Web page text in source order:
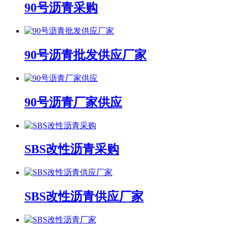
90号沥青采购
90号沥青批发供应厂家
90号沥青厂家供应
SBS改性沥青采购
SBS改性沥青供应厂家